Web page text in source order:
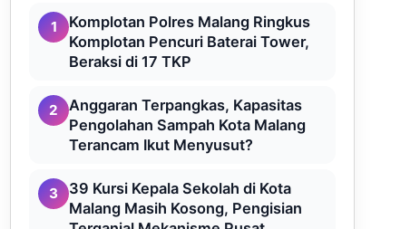
1
Komplotan Polres Malang Ringkus
Komplotan Pencuri Baterai Tower,
Beraksi di 17 TKP
2
Anggaran Terpangkas, Kapasitas
Pengolahan Sampah Kota Malang
Terancam Ikut Menyusut?
3
39 Kursi Kepala Sekolah di Kota
Malang Masih Kosong, Pengisian